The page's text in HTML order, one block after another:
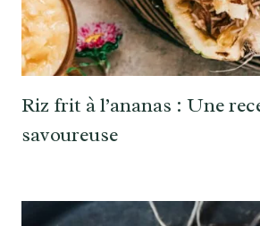
Riz frit à l’ananas : Une
savoureuse